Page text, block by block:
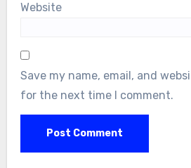
Website
Save my name, email, and
for the next time I comment.